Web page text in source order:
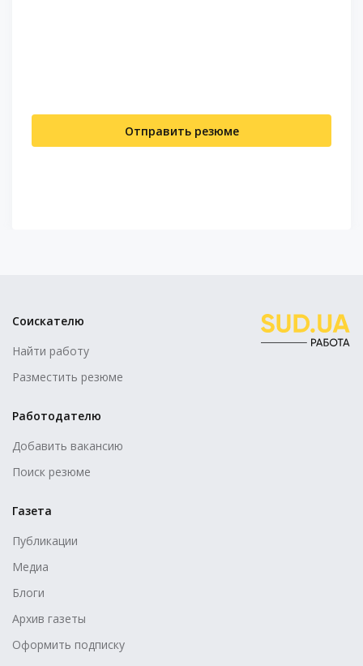
Отправить резюме
Соискателю
Найти работу
Разместить резюме
Работодателю
Добавить вакансию
Поиск резюме
Газета
Публикации
Медиа
Блоги
Архив газеты
Оформить подписку